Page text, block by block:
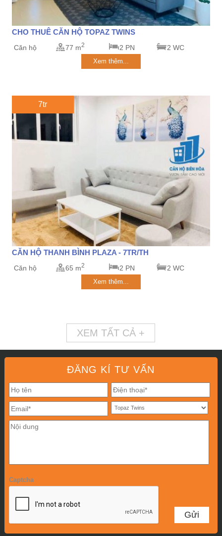
CHO THUÊ CĂN HỘ TOPAZ TWINS
Căn hộ 77 m2 2 PN 2 WC
Xem thêm...
7tr
CĂN HỘ THANH BÌNH PLAZA - 7TR/TH
Căn hộ 65 m2 2 PN 2 WC
Xem thêm...
XEM TẤT CẢ +
ĐĂNG KÍ TƯ VẤN
Captcha